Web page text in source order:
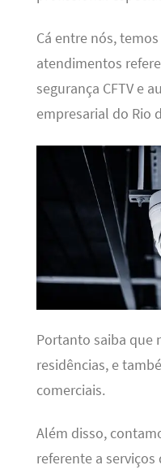
Cá entre nós,
atendimentos
segurança CFTV e
empresarial do Rio
Portanto saiba que
residências, e
comerciais.
Além disso,
referente a serviços